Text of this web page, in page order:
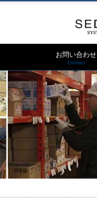
お問い合わせ
Contact